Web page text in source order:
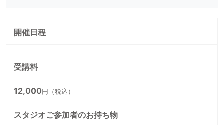
開催日程
受講料
12,000円（税込）
スタジオご参加者のお持ち物